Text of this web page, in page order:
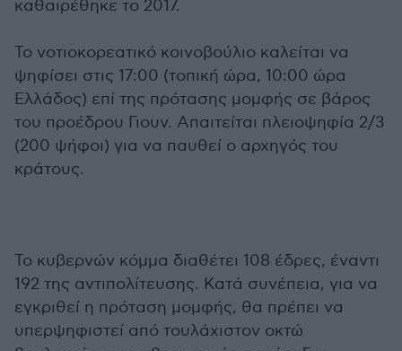
καθαιρέθηκε το 2017.
Το νοτιοκορεατικό κοινοβούλιο καλείται να
ψηφίσει στις 17:00 (τοπική ώρα, 10:00 ώρα
Ελλάδος) επί της πρότασης μομφής σε βάρος
του προέδρου Γιουν. Απαιτείται πλειοψηφία 2/3
(200 ψήφοι) για να παυθεί ο αρχηγός του
κράτους.
Το κυβερνών κόμμα διαθέτει 108 έδρες, έναντι
192 της αντιπολίτευσης. Κατά συνέπεια, για να
εγκριθεί η πρόταση μομφής, θα πρέπει να
υπερψηφιστεί από τουλάχιστον οκτώ